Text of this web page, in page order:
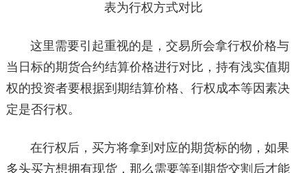
表为行权方式对比
这里需要引起重视的是，交易所会拿行权价格与
当日标的期货合约结算价格进行对比，持有浅实值期
权的投资者要根据到期结算价格、行权成本等因素决
定是否行权。
在行权后，买方将拿到对应的期货标的物，如果
多头买方想拥有现货，那么需要等到期货交割后才能